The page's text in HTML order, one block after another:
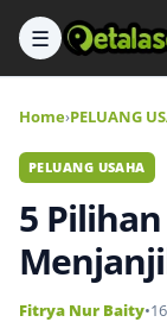
☰
Home›PELUANG
PELUANG USAHA
5
Fitrya Nur Baity•